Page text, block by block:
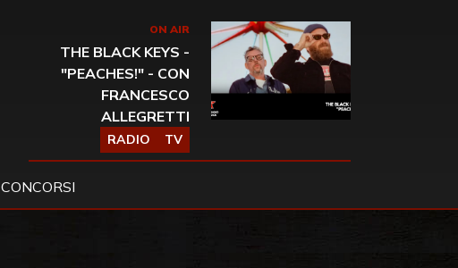
ON AIR
THE BLACK KEYS -
"PEACHES!" - CON
FRANCESCO
ALLEGRETTI
RADIO TV
CONCORSI